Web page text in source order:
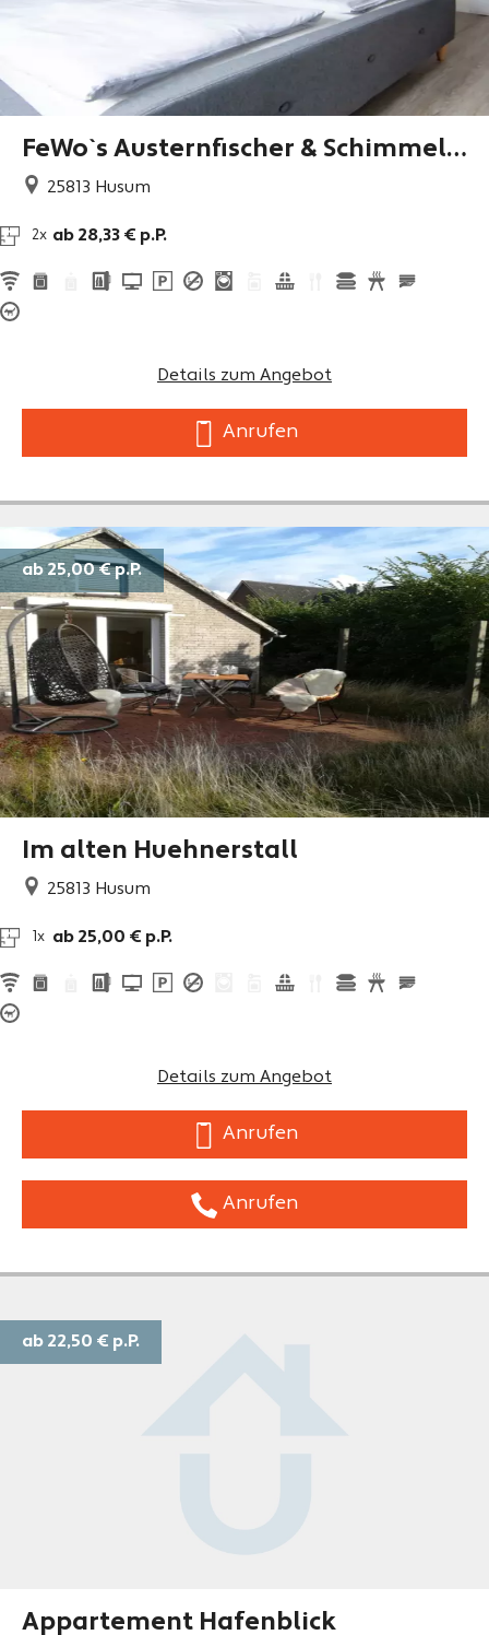
FeWo`s Austernfischer & Schimmelr
eiter
25813 Husum
2x ab 28,33 € p.P.
Details zum Angebot
Anrufen
Im alten Huehnerstall
25813 Husum
1x ab 25,00 € p.P.
Details zum Angebot
Anrufen
Anrufen
ab 25,00 €p.P.
Appartement Hafenblick
ab 22,50 € p.P.